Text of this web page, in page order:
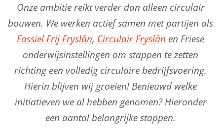
Onze ambitie reikt verder dan alleen circulair
bouwen. We werken actief samen met partijen als
Fossiel Frij Fryslân, Circulair Fryslân en Friese
onderwijsinstellingen om stappen te zetten
richting een volledig circulaire bedrijfsvoering.
Hierin blijven wij groeien! Benieuwd welke
initiatieven we al hebben genomen? Hieronder
een aantal belangrijke stappen.